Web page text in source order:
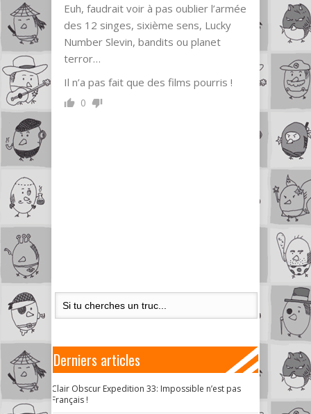
Euh, faudrait voir à pas oublier l’armée
des 12 singes, sixième sens, Lucky
Number Slevin, bandits ou planet
terror…
Il n’a pas fait que des films pourris !
0
Derniers articles
Clair Obscur Expedition 33: Impossible n’est pas
Français !